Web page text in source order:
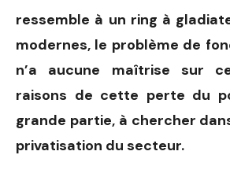
ressemble à un ring à
modernes, le problème de
n’a aucune maîtrise sur
raisons de cette perte du
grande partie, à chercher
privatisation du secteur.